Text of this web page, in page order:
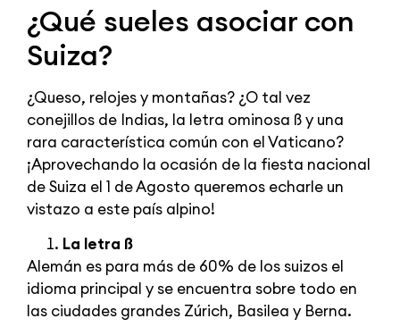
¿Qué sueles asociar con
Suiza?
¿Queso, relojes y montañas? ¿O tal vez
conejillos de Indias, la letra ominosa ß y una
rara característica común con el Vaticano?
¡Aprovechando la ocasión de la fiesta nacional
de Suiza el 1 de Agosto queremos echarle un
vistazo a este país alpino!
La letra ß
Alemán es para más de 60% de los suizos el
idioma principal y se encuentra sobre todo en
las ciudades grandes Zúrich, Basilea y Berna.